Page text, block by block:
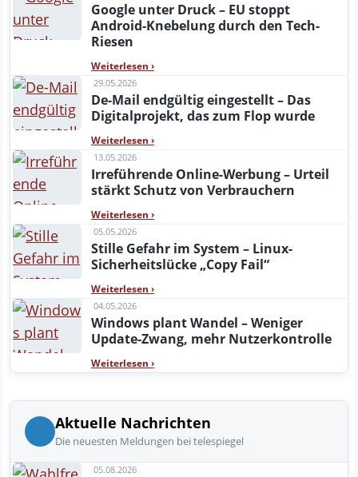
Google unter Druck – EU stoppt
Android-Knebelung durch den Tech-
Riesen
Weiterlesen ›
29.05.2026
De-Mail endgültig eingestellt – Das
Digitalprojekt, das zum Flop wurde
Weiterlesen ›
13.05.2026
Irreführende Online-Werbung – Urteil
stärkt Schutz von Verbrauchern
Weiterlesen ›
05.05.2026
Stille Gefahr im System – Linux-
Sicherheitslücke „Copy Fail“
Weiterlesen ›
04.05.2026
Windows plant Wandel – Weniger
Update-Zwang, mehr Nutzerkontrolle
Weiterlesen ›
Aktuelle Nachrichten
Die neuesten Meldungen bei telespiegel
05.08.2026